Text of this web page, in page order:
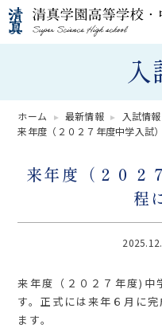
ホーム 最新情報
入試情報
来年度（２０２７年度中学入試
来年度（２０２
程
来年度（２０２７年度)中
す。正式には来年６月に
ます。